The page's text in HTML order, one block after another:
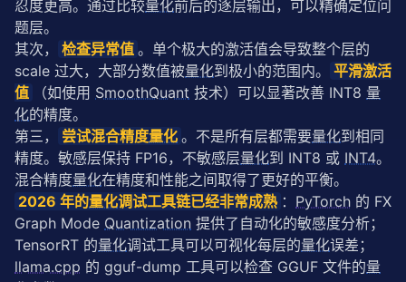
忍度更高。通过比较量化前后的逐层输出，可以精确定位问
题层。
其次，
检查异常值 。单个极大的激活值会导致整个层的
scale 过大，大部分数值被量化到极小的范围内。
平滑激活
值
（如使用 SmoothQuant 技术）可以显著改善 INT8 量
化的精度。
第三，
尝试混合精度量化 。不是所有层都需要量化到相同
精度。敏感层保持 FP16，不敏感层量化到 INT8 或 INT4。
混合精度量化在精度和性能之间取得了更好的平衡。
2026 年的量化调试工具链已经非常成熟 ： PyTorch 的 FX
Graph Mode Quantization 提供了自动化的敏感度分析；
TensorRT 的量化调试工具可以可视化每层的量化误差；
llama.cpp 的 gguf-dump 工具可以检查 GGUF 文件的量